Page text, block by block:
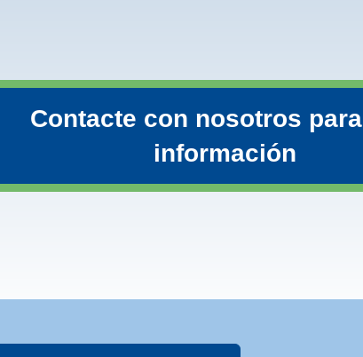
Contacte con nosotros
información